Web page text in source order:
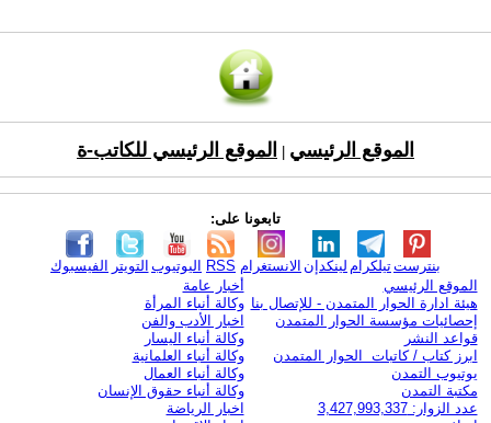
الموقع الرئيسي الموقع الرئيسي للكاتب-ة
تابعونا على:
الفيسبوك التويتر اليوتيوب RSS الانستغرام لينكدإن تيلكرامبنترست
الموقع الرئيسي
هيئة ادارة الحوار المتمدن - للإتصال بنا
إحصائيات مؤسسة الحوار المتمدن
قواعد النشر
ابرز كتاب / كاتبات الحوار المتمدن
يوتيوب التمدن
مكتبة التمدن
عدد الزوار: 3,427,993,337
أخبار عامة
وكالة أنباء المرأة
اخبار الأدب والفن
وكالة أنباء اليسار
وكالة أنباء العلمانية
وكالة أنباء العمال
وكالة أنباء حقوق الإنسان
اخبار الرياضة